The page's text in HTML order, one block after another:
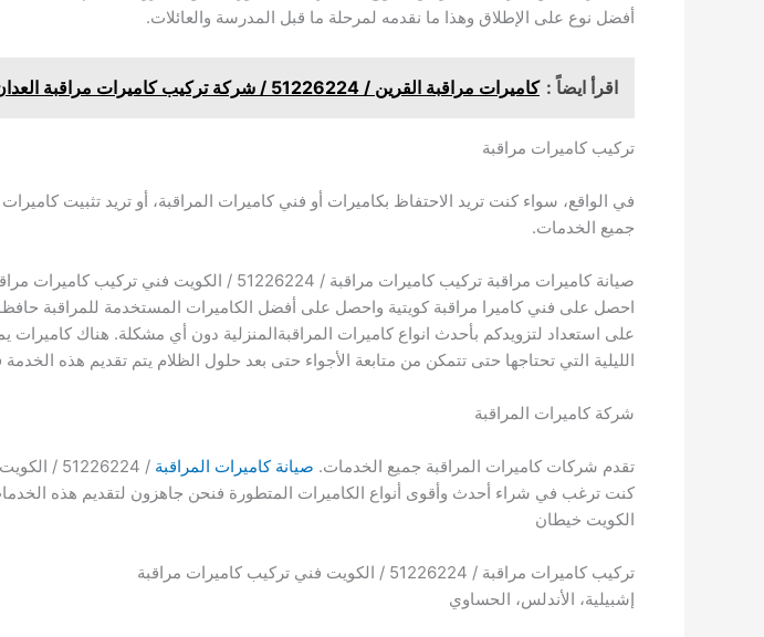
أفضل نوع على الإطلاق وهذا ما نقدمه لمرحلة ما قبل المدرسة والعائلات.
اقرأ ايضاً : كاميرات مراقبة القرين / 51226224 / شركة تركيب كاميرات مراقبة العدان
تركيب كاميرات مراقبة
في الواقع، سواء كنت تريد الاحتفاظ بكاميرات أو فني كاميرات المراقبة، أو تريد تثبيت
جميع الخدمات.
صيانة كاميرات مراقبة تركيب كاميرات مراقبة / 51226224 / الكويت فني تركيب كاميرات مراقبة
احصل على فني كاميرا مراقبة كويتية واحصل على أفضل الكاميرات المستخدمة للمراقبة
على استعداد لتزويدكم بأحدث انواع كاميرات المراقبةالمنزلية دون أي مشكلة. هناك كاميرات
الليلية التي تحتاجها حتى تتمكن من متابعة الأجواء حتى بعد حلول الظلام يتم تقديم هذه
شركة كاميرات المراقبة
تقدم شركات كاميرات المراقبة جميع الخدمات. صيانة كاميرات المراقبة
/
كنت ترغب في شراء أحدث وأقوى أنواع الكاميرات المتطورة فنحن جاهزون لتقديم هذه
الكويت خيطان
تركيب كاميرات مراقبة / 51226224 / الكويت فني تركيب كاميرات مراقبة
إشبيلية، الأندلس، الحساوي